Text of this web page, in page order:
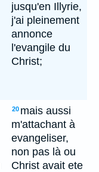
jusqu'en Illyrie,
j'ai pleinement
annonce
l'evangile du
Christ;
20 mais aussi
m'attachant à
evangeliser,
non pas là ou
Christ avait ete